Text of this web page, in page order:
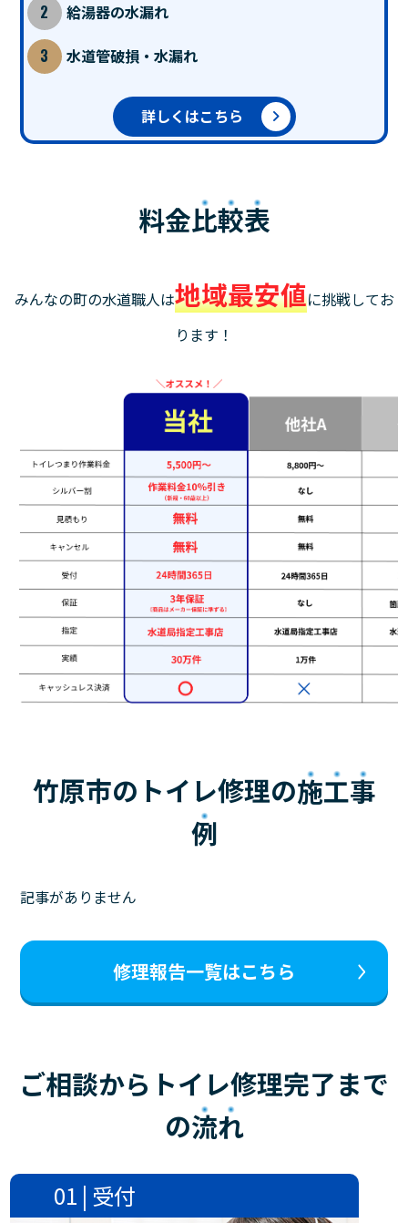
給湯器の水漏れ
水道管破損・水漏れ
詳しくはこちら
料金比較表
みんなの町の水道職人は地域最安値に挑戦してお
ります！
竹原市のトイレ修理の施工事
例
記事がありません
修理報告一覧はこちら
ご相談からトイレ修理完了まで
の流れ
01 | 受付